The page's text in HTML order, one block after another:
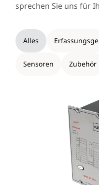
sprechen Sie uns für
Alles
Sensoren Zubehör